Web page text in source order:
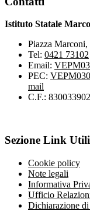
Istituto Statale
Piazza
Tel: 0421 73102
Email:
PEC:
mail
C.F.:
Sezione Link Utili
Cookie policy
Note legali
Informativa
Ufficio
Dichiarazione di